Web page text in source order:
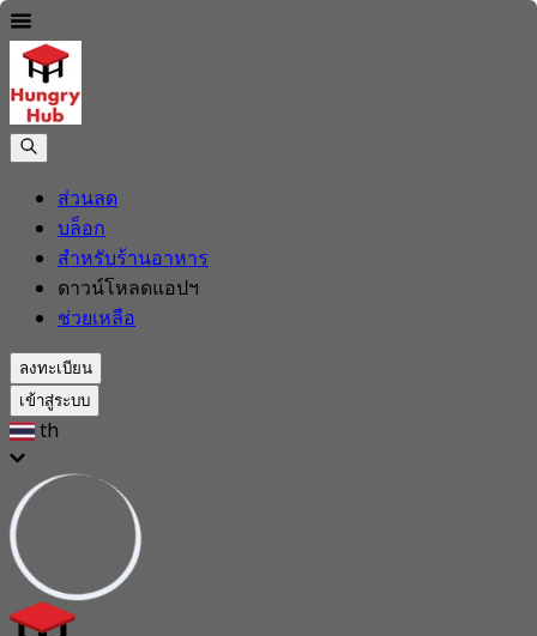
ส่วนลด
บล็อก
สำหรับร้านอาหาร
ดาวน์โหลดแอปฯ
ช่วยเหลือ
ลงทะเบียน
เข้าสู่ระบบ
th